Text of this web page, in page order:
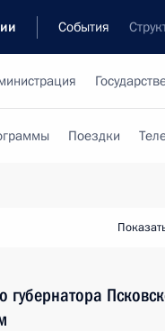
События
Поездки
губернатора